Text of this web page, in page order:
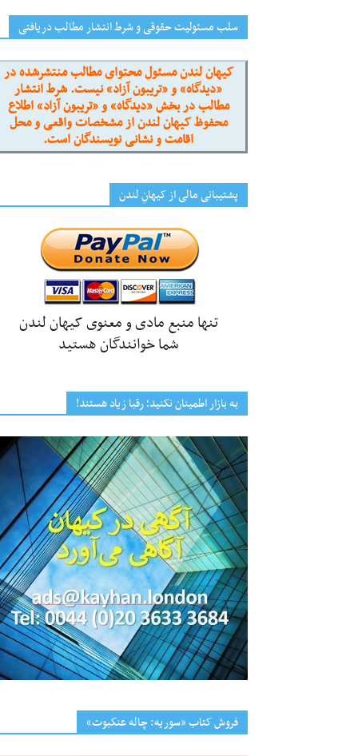
سلب مسئولیت حقوقی و شرط انتشار مطالب دریافتی
کیهان لندن مسئول محتوای مطالب منتشرشده در
«دیدگاه» و «تریبون آزاد» نیست. شرط انتشار
مطالب در بخش «دیدگاه» و «تریبون آزاد» اطلاع
محفوظ کیهان لندن از مشخصات واقعی و محل
اقامت و نشانی نویسندگان است.
پشتیبانی مالی از کیهانِ لندن
تنها منبع مادی و معنوی کیهان لندن
شما خوانندگان هستید
به بازار اطمینان نکنید؛ رقبا زیاد هستند!
فروش کتاب «سوریه: چاله عنکبوت»